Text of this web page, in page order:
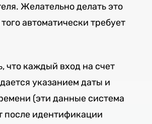
Желательно делать это
автоматически требует
что каждый вход на счет
указанием даты и
(эти данные система
после идентификации